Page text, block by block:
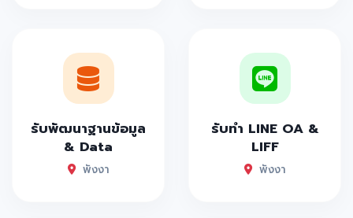
รับพัฒนาฐานข้อมูล
& Data
พังงา
รับทำ LINE OA &
LIFF
พังงา